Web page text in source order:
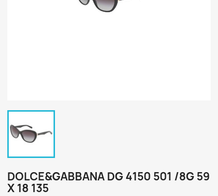
DOLCE&GABBANA DG 4150 501 /8G 59
X 18 135